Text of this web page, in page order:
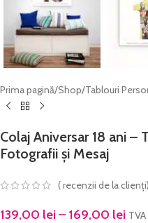
Prima pagină/Shop/Tablouri
Colaj Aniversar 18 ani –
Fotografii și Mesaj
(recenzii de la clienți)
139,00 lei – 169,00 lei